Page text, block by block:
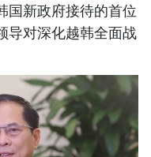
国新政府接待的首位
导对深化越韩全面战